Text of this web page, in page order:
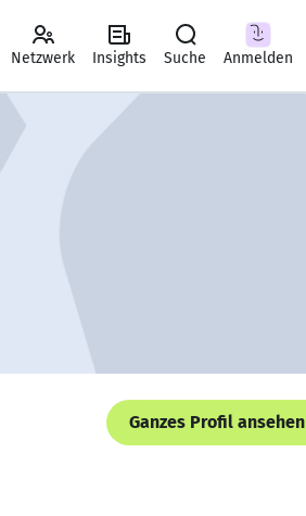
Netzwerk Insights Suche Anmelden
Ganzes Profil ansehen